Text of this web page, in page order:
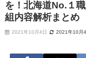
を！北海道No.１
組内容解析まとめ
2021年10月4日 2021年10月4